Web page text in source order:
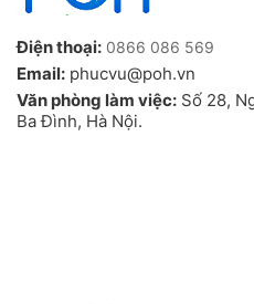
Điện thoại: 0866 086 569
Email: phucvu@poh.vn
Văn phòng làm việc: Số 28,
Ba Đình, Hà Nội.